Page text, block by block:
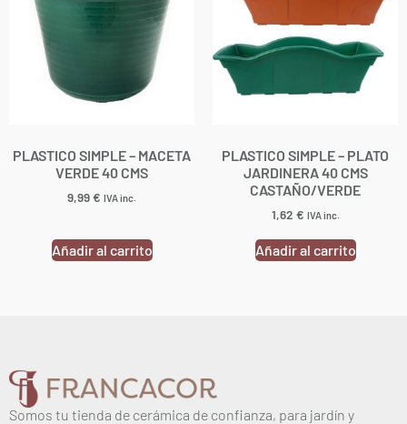
PLASTICO SIMPLE – MACETA
VERDE 40 CMS
9,99€ IVA inc.
Añadir al carrito
PLASTICO SIMPLE – PLATO
JARDINERA 40 CMS
CASTAÑO/VERDE
1,62 € IVA inc.
Añadir al carrito
Somos tu tienda de cerámica de confianza, para jardín y